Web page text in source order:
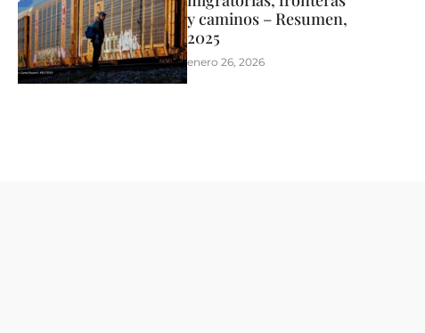
y caminos – Resumen,
2025
enero 26, 2026